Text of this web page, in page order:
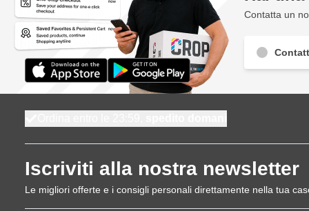
Contatta un
Iscriviti alla nostra newsletter
Le migliori offerte e i consigli personali direttamente nella tua